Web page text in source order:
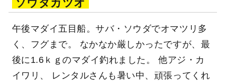
ソウダカツオ
午後マダイ五目船。サバ・ソウダでオマツリ多
く、フグまで。 なかなか厳しかったですが、最
後に1.6ｋｇのマダイ釣れました。 他アジ・カ
イワリ、 レンタルさんも暑い中、頑張ってくれ